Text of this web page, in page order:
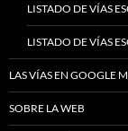
LISTADO DE VÍAS
LISTADO DE VÍAS
LAS VÍAS EN GOOGLE
SOBRE LA WEB